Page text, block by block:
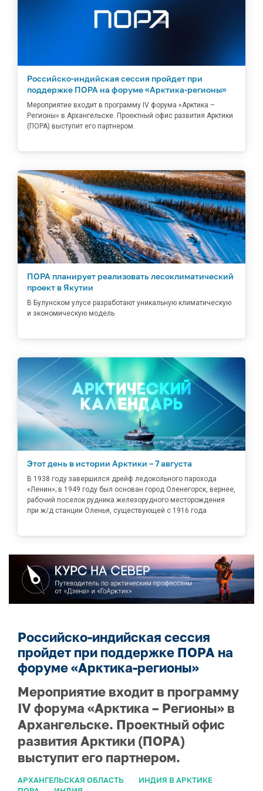
Российско-индийская сессия пройдет при
поддержке ПОРА на форуме «Арктика-регионы»
Мероприятие входит в программу IV форума «Арктика –
Регионы» в Архангельске. Проектный офис развития Арктики
(ПОРА) выступит его партнером.
ПОРА планирует реализовать лесоклиматический
проект в Якутии
В Булунском улусе разработают уникальную климатическую
и экономическую модель
Этот день в истории Арктики – 7 августа
В 1938 году завершился дрейф ледокольного парохода
«Ленин»; в 1949 году был основан город Оленегорск, вернее,
рабочий поселок рудника железорудного месторождения
при ж/д станции Оленья, существующей с 1916 года
Российско-индийская сессия
пройдет при поддержке ПОРА на
форуме «Арктика-регионы»
Мероприятие входит в программу
IV форума «Арктика – Регионы» в
Архангельске. Проектный офис
развития Арктики (ПОРА)
выступит его партнером.
АРХАНГЕЛЬСКАЯ ОБЛАСТЬ
ИНДИЯ В АРКТИКЕ